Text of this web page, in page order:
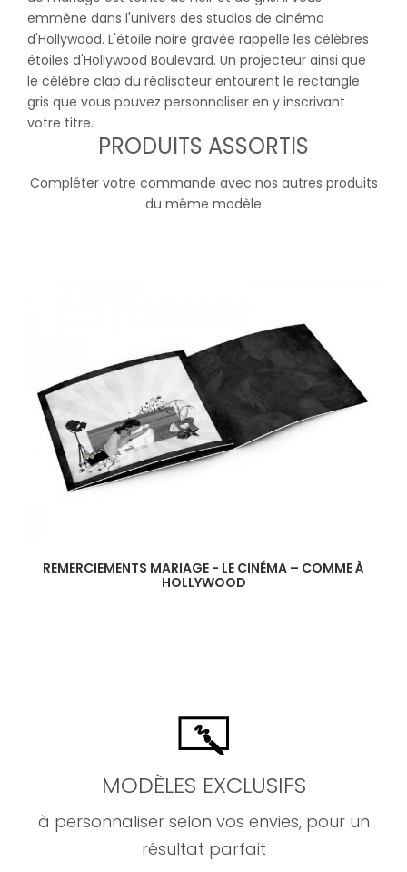
emmène dans l'univers des studios de cinéma
d'Hollywood. L'étoile noire gravée rappelle les célèbres
étoiles d'Hollywood Boulevard. Un projecteur ainsi que
le célèbre clap du réalisateur entourent le rectangle
gris que vous pouvez personnaliser en y inscrivant
votre titre.
PRODUITS ASSORTIS
Compléter votre commande avec nos autres produits
du même modèle
REMERCIEMENTS MARIAGE - LE CINÉMA – COMME À
HOLLYWOOD
MODÈLES EXCLUSIFS
à personnaliser selon vos envies, pour un
résultat parfait